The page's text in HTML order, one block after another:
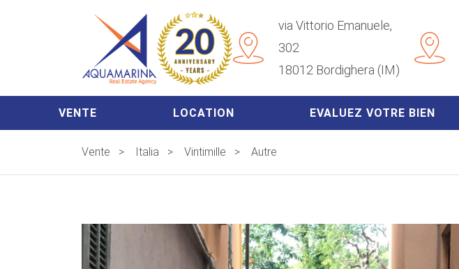
via Vittorio Emanuele,
302
18012 Bordighera (IM)
VENTE LOCATION EVALUEZ VOTRE BIEN
Vente > Italia > Vintimille > Autre